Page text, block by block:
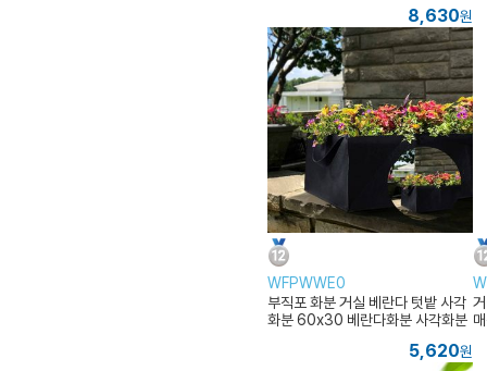
8,630원
WFPWWE0
부직포 화분 거실 베란다 텃밭 사각
화분 60x30 베란다화분 사각화분
5,620원